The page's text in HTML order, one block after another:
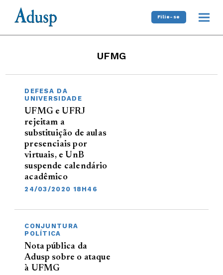
Filie-se
UFMG
DEFESA DA
UNIVERSIDADE
UFMG e UFRJ
rejeitam a
substituição de aulas
presenciais por
virtuais, e UnB
suspende calendário
acadêmico
24/03/2020 18H46
CONJUNTURA
POLÍTICA
Nota pública da
Adusp sobre o ataque
à UFMG